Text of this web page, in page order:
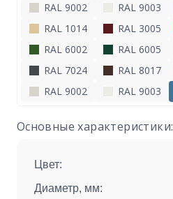
RAL 9002
RAL 9003
RAL 1014
RAL 3005
RAL 6002
RAL 6005
RAL 7024
RAL 8017
RAL 9002
RAL 9003
Основные характеристики:
Цвет:
Диаметр, мм: